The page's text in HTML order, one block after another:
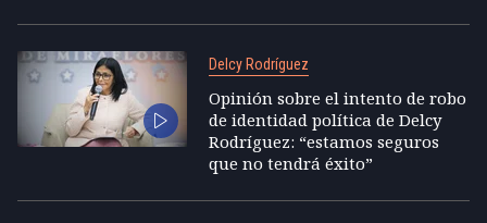
Delcy Rodríguez
Opinión sobre el intento de robo
de identidad política de Delcy
Rodríguez: “estamos seguros
que no tendrá éxito”